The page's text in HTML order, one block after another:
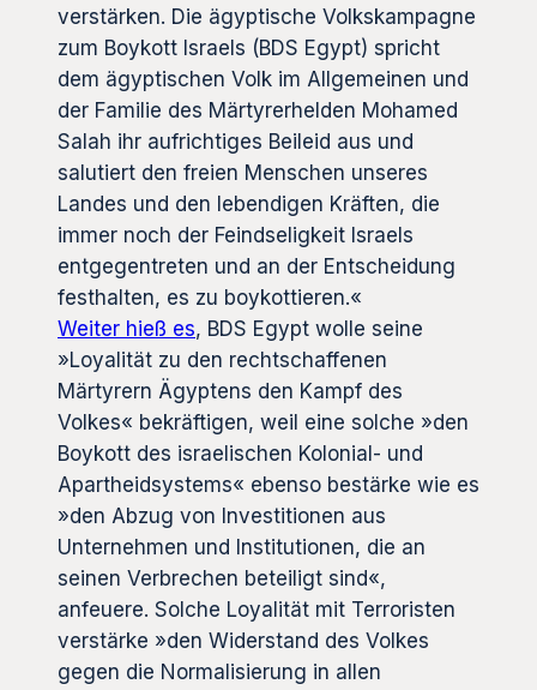
verstärken. Die ägyptische Volkskampagne
zum Boykott Israels (BDS Egypt) spricht
dem ägyptischen Volk im Allgemeinen und
der Familie des Märtyrerhelden Mohamed
Salah ihr aufrichtiges Beileid aus und
salutiert den freien Menschen unseres
Landes und den lebendigen Kräften, die
immer noch der Feindseligkeit Israels
entgegentreten und an der Entscheidung
festhalten, es zu boykottieren.«
Weiter hieß es, BDS Egypt wolle seine
»Loyalität zu den rechtschaffenen
Märtyrern Ägyptens den Kampf des
Volkes« bekräftigen, weil eine solche »den
Boykott des israelischen Kolonial- und
Apartheidsystems« ebenso bestärke wie es
»den Abzug von Investitionen aus
Unternehmen und Institutionen, die an
seinen Verbrechen beteiligt sind«,
anfeuere. Solche Loyalität mit Terroristen
verstärke »den Widerstand des Volkes
gegen die Normalisierung in allen